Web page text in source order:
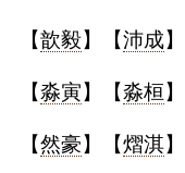
【歆毅】【沛成
【淼寅】【淼桓
【然豪】【熠淇